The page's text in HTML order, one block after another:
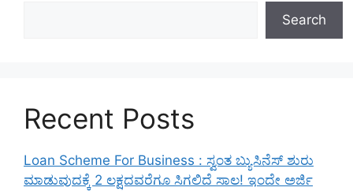
Search
Recent Posts
Loan Scheme For Business : ಸ್ವಂತ ಬ್ಯುಸಿನೆಸ್ ಶುರು
ಮಾಡುವುದಕ್ಕೆ 2 ಲಕ್ಷದವರೆಗೂ ಸಿಗಲಿದೆ ಸಾಲ! ಇಂದೇ ಅರ್ಜಿ